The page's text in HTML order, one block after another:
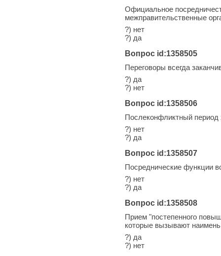
Официальное
межправительственные
?) нет
?) да
Вопрос id:1358505
Переговоры всегда
?) да
?) нет
Вопрос id:1358506
Послеконфликтный период
?) нет
?) да
Вопрос id:1358507
Посреднические функции
?) нет
?) да
Вопрос id:1358508
Прием "постепенного
которые вызывают
?) да
?) нет